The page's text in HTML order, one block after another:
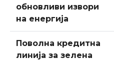
обновливи извори
на енергија
Поволна кредитна
линија за зелена